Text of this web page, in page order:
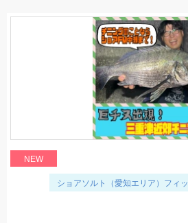
NEW
ショアソルト（愛知エリア）フィ